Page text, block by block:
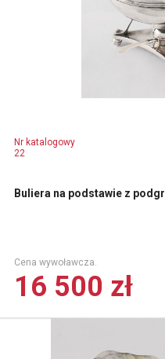
Nr katalogowy
22
Buliera na podstawie z
Cena wywoławcza.
16 500 zł